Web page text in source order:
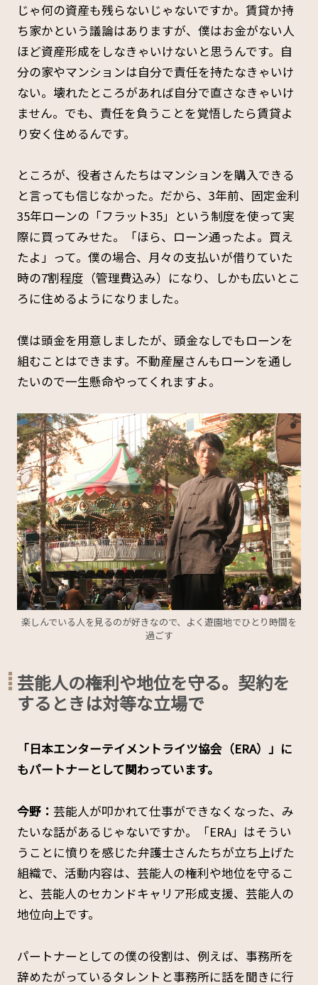
じゃ何の資産も残らないじゃないですか。賃貸か持
ち家かという議論はありますが、僕はお金がない人
ほど資産形成をしなきゃいけないと思うんです。自
分の家やマンションは自分で責任を持たなきゃいけ
ない。壊れたところがあれば自分で直さなきゃいけ
ません。でも、責任を負うことを覚悟したら賃貸よ
り安く住めるんです。
ところが、役者さんたちはマンションを購入できる
と言っても信じなかった。だから、3年前、固定金利
35年ローンの「フラット35」という制度を使って実
際に買ってみせた。「ほら、ローン通ったよ。買え
たよ」って。僕の場合、月々の支払いが借りていた
時の7割程度（管理費込み）になり、しかも広いとこ
ろに住めるようになりました。
僕は頭金を用意しましたが、頭金なしでもローンを
組むことはできます。不動産屋さんもローンを通し
たいので一生懸命やってくれますよ。
楽しんでいる人を見るのが好きなので、よく遊園地でひとり時間を
過ごす
芸能人の権利や地位を守る。契約を
するときは対等な立場で
――「日本エンターテイメントライツ協会（ERA）」に
もパートナーとして関わっています。
今野： 芸能人が叩かれて仕事ができなくなった、み
たいな話があるじゃないですか。「ERA」はそうい
うことに憤りを感じた弁護士さんたちが立ち上げた
組織で、活動内容は、芸能人の権利や地位を守るこ
と、芸能人のセカンドキャリア形成支援、芸能人の
地位向上です。
パートナーとしての僕の役割は、例えば、事務所を
辞めたがっているタレントと事務所に話を聞きに行